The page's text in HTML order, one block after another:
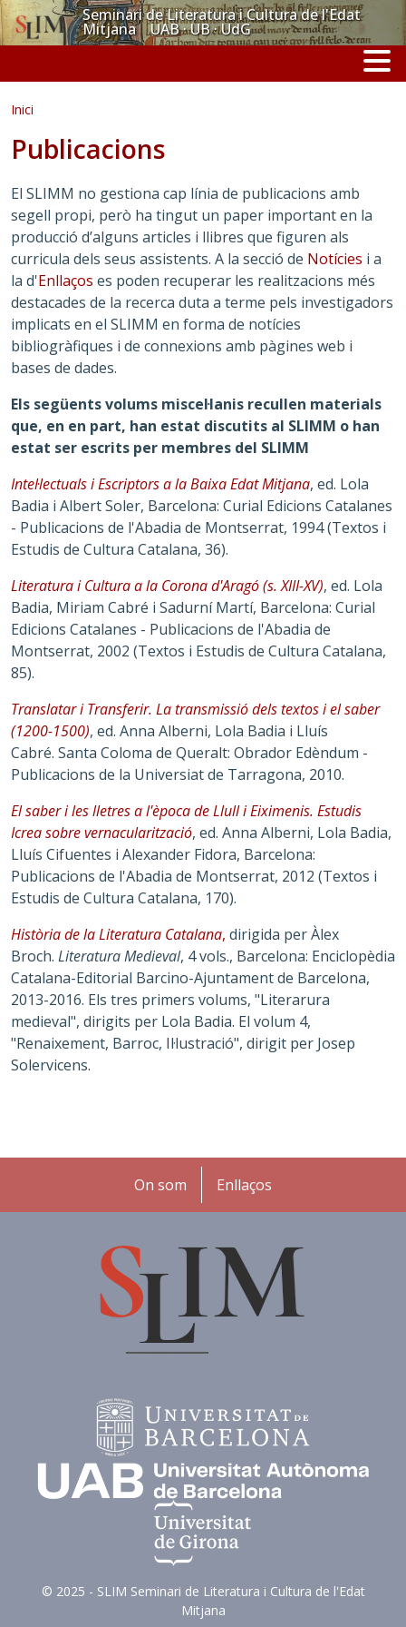
Vés al contingutSeminari de Literatura i Cultura de l'Edat
Mitjana UAB · UB · UdG
Inici
Publicacions
El SLIMM no gestiona cap línia de publicacions amb
segell propi, però ha tingut un paper important en la
producció d’alguns articles i llibres que figuren als
curricula dels seus assistents. A la secció de Notícies i a
la d'Enllaços es poden recuperar les realitzacions més
destacades de la recerca duta a terme pels investigadors
implicats en el SLIMM en forma de notícies
bibliogràfiques i de connexions amb pàgines web i
bases de dades.
Els següents volums miscel·lanis recullen materials
que, en en part, han estat discutits al SLIMM o han
estat ser escrits per membres del SLIMM
Intel·lectuals i Escriptors a la Baixa Edat Mitjana, ed. Lola
Badia i Albert Soler, Barcelona: Curial Edicions Catalanes
- Publicacions de l'Abadia de Montserrat, 1994 (Textos i
Estudis de Cultura Catalana, 36).
Literatura i Cultura a la Corona d'Aragó (s. XIII-XV), ed. Lola
Badia, Miriam Cabré i Sadurní Martí, Barcelona: Curial
Edicions Catalanes - Publicacions de l'Abadia de
Montserrat, 2002 (Textos i Estudis de Cultura Catalana,
85).
Translatar i Transferir. La transmissió dels textos i el saber
(1200-1500), ed. Anna Alberni, Lola Badia i Lluís
Cabré. Santa Coloma de Queralt: Obrador Edèndum -
Publicacions de la Universiat de Tarragona, 2010.
El saber i les lletres a l'època de Llull i Eiximenis. Estudis
Icrea sobre vernacularització, ed. Anna Alberni, Lola Badia,
Lluís Cifuentes i Alexander Fidora, Barcelona:
Publicacions de l'Abadia de Montserrat, 2012 (Textos i
Estudis de Cultura Catalana, 170).
Història de la Literatura Catalana, dirigida per Àlex
Broch. Literatura Medieval, 4 vols., Barcelona: Enciclopèdia
Catalana-Editorial Barcino-Ajuntament de Barcelona,
2013-2016. Els tres primers volums, "Literarura
medieval", dirigits per Lola Badia. El volum 4,
"Renaixement, Barroc, Il·lustració", dirigit per Josep
Solervicens.
Peu
On som Enllaços
© 2025 - SLIM Seminari de Literatura i Cultura de l'Edat
Mitjana